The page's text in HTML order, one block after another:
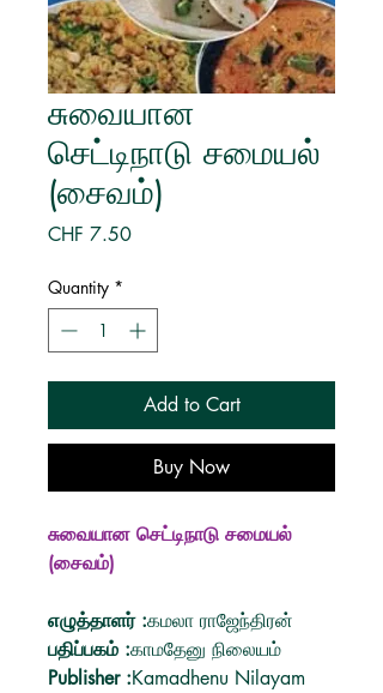
சுவையான
செட்டிநாடு சமையல்
(சைவம்)
CHF 7.50Price
Quantity *
Add to Cart
Buy Now
சுவையான செட்டிநாடு சமையல்
(சைவம்)
எழுத்தாளர் :கமலா ராஜேந்திரன்
பதிப்பகம் :காமதேனு நிலையம்
Publisher :Kamadhenu Nilayam